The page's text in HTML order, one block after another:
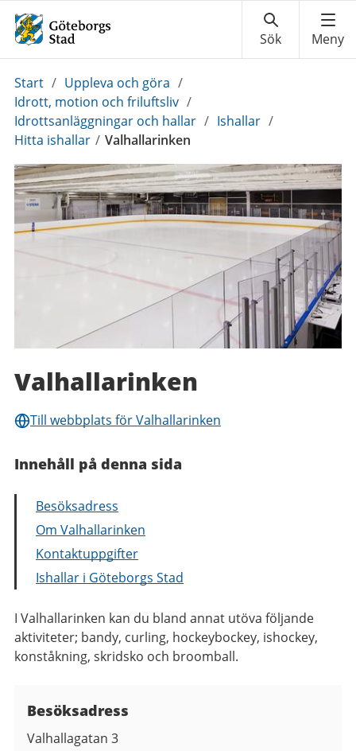
Du
är
här:
Start / Uppleva och göra /
Idrott, motion och friluftsliv /
Idrottsanläggningar och hallar / Ishallar /
Hitta ishallar / Valhallarinken
Valhallarinken
Till webbplats för Valhallarinken
Innehåll på denna sida
Besöksadress
Om Valhallarinken
Kontaktuppgifter
Ishallar i Göteborgs Stad
I Valhallarinken kan du bland annat utöva följande
aktiviteter; bandy, curling, hockeybockey, ishockey,
konståkning, skridsko och broomball.
Besöksadress
Valhallagatan 3